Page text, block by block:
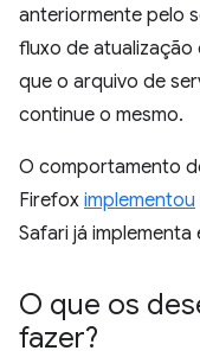
anteriormente pelo
fluxo de atualização
que o arquivo de
continue o mesmo.
O comportamento
Firefox implementou
Safari já
O que os
fazer?